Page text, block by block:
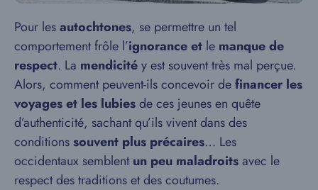
Pour lesautochtones, se permettre un tel
comportement frôle l’ignorance et le manque de
respect. La mendicitéy est souvent très mal perçue.
Alors, comment peuvent-ils concevoir definancer les
voyages et les lubiesde ces jeunes en quête
d’authenticité, sachant qu’ils vivent dans des
conditionssouvent plus précaires… Les
occidentaux semblentun peu maladroitsavec le
respect des traditions et des coutumes.